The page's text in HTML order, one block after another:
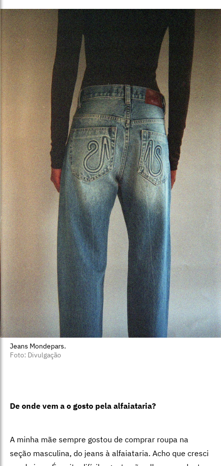
Jeans Mondepars.
Foto: Divulgação
De onde vem a o gosto pela alfaiataria?
A minha mãe sempre gostou de comprar roupa na
seção masculina, do jeans à alfaiataria. Acho que cresci